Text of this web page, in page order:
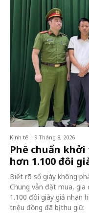
Kinh tế 9 Tháng 8, 2026
Phê chuẩn
hơn 1.100 đôi
Biết rõ số giày không
Chung vẫn đặt mua, gia
1.100 đôi giày giả nhãn
triệu đồng đã bị thu giữ.